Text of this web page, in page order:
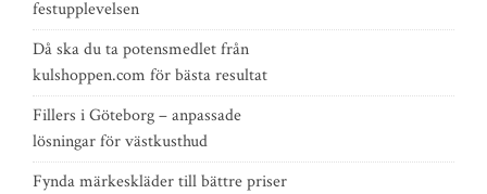
festupplevelsen
Då ska du ta potensmedlet från
kulshoppen.com för bästa resultat
Fillers i Göteborg – anpassade
lösningar för västkusthud
Fynda märkeskläder till bättre priser